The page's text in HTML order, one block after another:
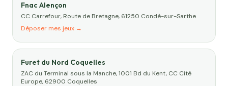
Fnac Alençon
CC Carrefour, Route de Bretagne, 61250 Condé-sur-Sarthe
Déposer mes jeux →
Furet du Nord Coquelles
ZAC du Terminal sous la Manche, 1001 Bd du Kent, CC Cité
Europe, 62900 Coquelles